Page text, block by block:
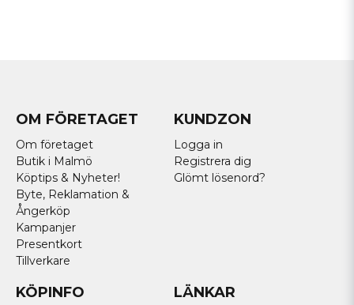
framförallt med stål i hög kvalité för att kunna hålla en livet ut det
Fritid&Prylar i Malmö är stolta över att kunna sälja deras grymma
sortiment av fällknivar.
Spyderco Para 3 Lightweight
OM FÖRETAGET
Om företaget
Butik i Malmö
Köptips & Nyheter!
Byte, Reklamation &
Ångerköp
Kampanjer
Presentkort
Tillverkare
KUNDZON
Logga in
Registrera dig
Glömt lösenord?
KÖPINFO LÄNKAR